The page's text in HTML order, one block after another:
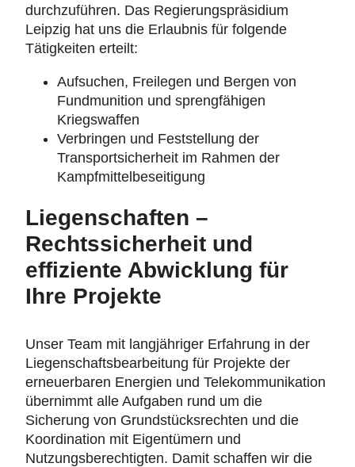
durchzuführen. Das Regierungspräsidium
Leipzig hat uns die Erlaubnis für folgende
Tätigkeiten erteilt:
Aufsuchen, Freilegen und Bergen von
Fundmunition und sprengfähigen
Kriegswaffen
Verbringen und Feststellung der
Transportsicherheit im Rahmen der
Kampfmittelbeseitigung
Liegenschaften –
Rechtssicherheit und
effiziente Abwicklung für
Ihre Projekte
Unser Team mit langjähriger Erfahrung in der
Liegenschaftsbearbeitung für Projekte der
erneuerbaren Energien und Telekommunikation
übernimmt alle Aufgaben rund um die
Sicherung von Grundstücksrechten und die
Koordination mit Eigentümern und
Nutzungsberechtigten. Damit schaffen wir die